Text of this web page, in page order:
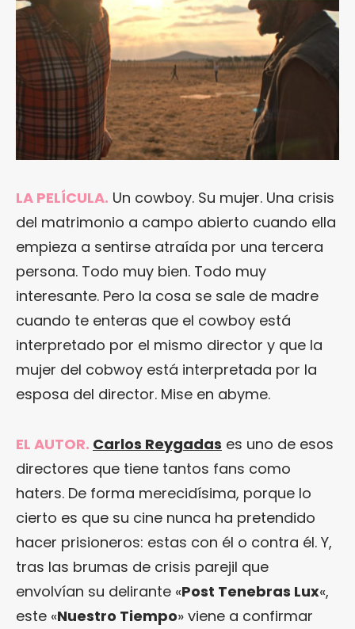
LA PELÍCULA. Un cowboy. Su mujer. Una crisis
del matrimonio a campo abierto cuando ella
empieza a sentirse atraída por una tercera
persona. Todo muy bien. Todo muy
interesante. Pero la cosa se sale de madre
cuando te enteras que el cowboy está
interpretado por el mismo director y que la
mujer del cobwoy está interpretada por la
esposa del director. Mise en abyme.
EL AUTOR. Carlos Reygadas es uno de esos
directores que tiene tantos fans como
haters. De forma merecidísima, porque lo
cierto es que su cine nunca ha pretendido
hacer prisioneros: estas con él o contra él. Y,
tras las brumas de crisis parejil que
envolvían su delirante «Post Tenebras Lux«,
este «Nuestro Tiempo» viene a confirmar